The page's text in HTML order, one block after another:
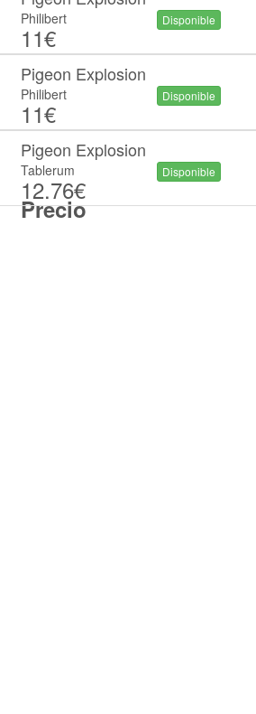
Precio
Philibert
11€
Disponible
Pigeon Explosion
Philibert
11€
Disponible
Pigeon Explosion
Tablerum
12.76€
Disponible